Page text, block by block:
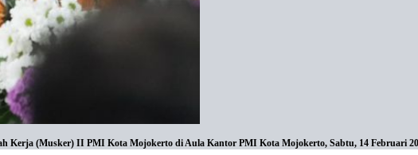
Kerja (Musker) II PMI Kota Mojokerto di Aula Kantor PMI Kota Mojokerto, Sabtu, 14 Februari